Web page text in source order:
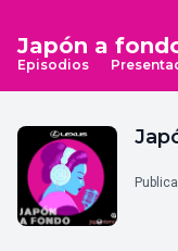
Japón a
Episodios